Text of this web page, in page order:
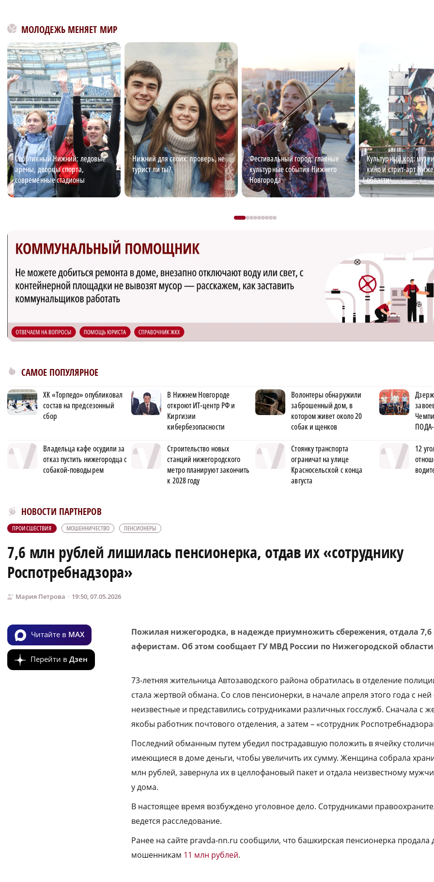
МОЛОДЕЖЬ МЕНЯЕТ МИР
Спортивный Нижний: ледовые
арены, дворцы спорта,
современные стадионы
Нижний для своих: проверь, не
турист ли ты?
Фестивальный город: главные
культурные события Нижнего
Новгорода
Культурный код:
кино и стрит-арт
области
САМОЕ ПОПУЛЯРНОЕ
ХК «Торпедо» опубликовал
состав на предсезонный
сбор
В Нижнем Новгороде
откроют ИТ-центр РФ и
Киргизии
кибербезопасности
Волонтеры обнаружили
заброшенный дом, в
котором живет около 20
собак и щенков
ПОДА-
Владельца кафе осудили за
отказ пустить нижегородца с
собакой-поводырем
Строительство новых
станций нижегородского
метро планируют закончить
к 2028 году
Стоянку транспорта
ограничат на улице
Красносельской с конца
августа
12
НОВОСТИ ПАРТНЕРОВ
Новости МирТесен
ПРОИСШЕСТВИЯ МОШЕННИЧЕСТВО ПЕНСИОНЕРЫ
7,6 млн рублей лишилась пенсионерка, отдав их «сотруднику
Роспотребнадзора»
Мария Петрова 19:50, 07.05.2026
Читайте в MAX
Перейти в Дзен
Пожилая нижегородка, в надежде приумножить сбережения, отдала 7,6
аферистам. Об этом сообщает ГУ МВД России по Нижегородской
73-летняя жительница Автозаводского района обратилась в отделение
стала жертвой обмана. Со слов пенсионерки, в начале апреля этого года с ней
неизвестные и представились сотрудниками различных госслужб. Сначала с
якобы работник почтового отделения, а затем – «сотрудник
Последний обманным путем убедил пострадавшую положить в ячейку
имеющиеся в доме деньги, чтобы увеличить их сумму. Женщина собрала
млн рублей, завернула их в целлофановый пакет и отдала неизвестному
у дома.
В настоящее время возбуждено уголовное дело. Сотрудниками
ведется расследование.
Ранее на сайте pravda-nn.ru сообщили, что башкирская пенсионерка продала
мошенникам 11 млн рублей.